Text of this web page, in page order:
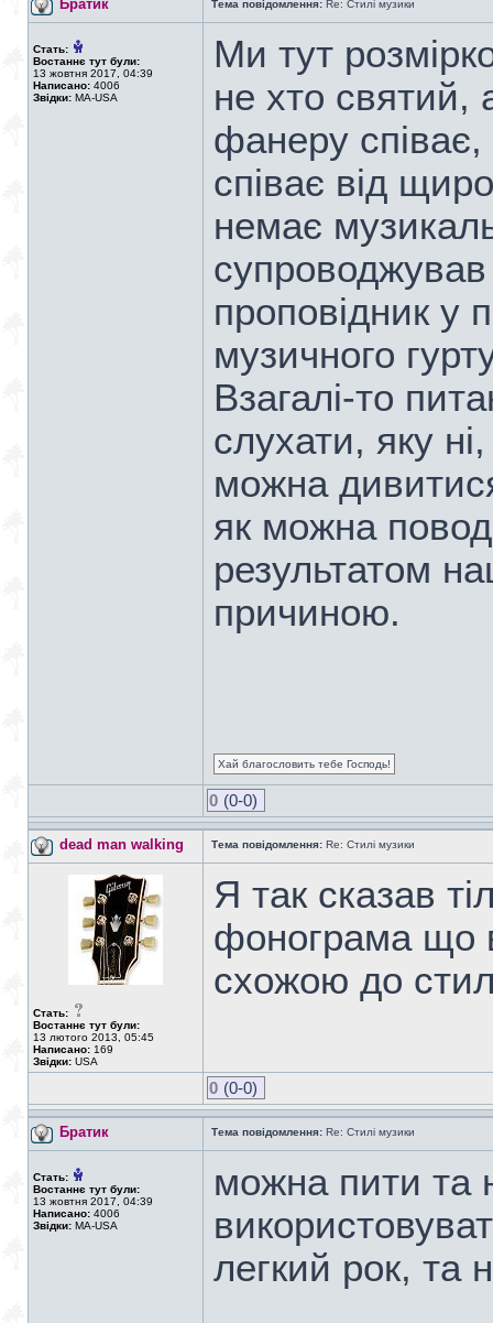
Братик Тема повідомлення: Re: Стилі музики
Стать:
Востаннє тут були:
13 жовтня 2017, 04:39
Написано: 4006
Звідки: MA-USA
Ми тут
не хто святий,
фанеру
співає від
немає
проповідник у
музичного
Взагалі-то
слухати, яку
можна
як можна
результатом
причиною.
Хай благословить тебе Господь!
0 (0-0)
dead man walking Тема повідомлення: Re: Стилі музики
Стать:
Востаннє тут були:
13 лютого 2013, 05:45
Написано: 169
Звідки: USA
Я так сказав
фонограма що
схожою до
0 (0-0)
Братик Тема повідомлення: Re: Стилі музики
Стать:
Востаннє тут були:
13 жовтня 2017, 04:39
Написано: 4006
Звідки: MA-USA
можна пити та
легкий рок, та